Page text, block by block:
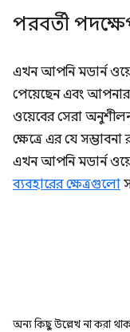
পরবর্তী
এখন আপনি মডার্ন
পেয়েছেন এবং
ওয়েবের সেরা
ক্ষেত্রে এর যে
এখন আপনি মডার্ন
ব্যবহারের ক্ষেত্রগুলো
অন্য কিছু উল্লেখ না করা